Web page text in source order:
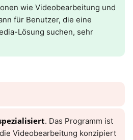
wie Videobearbeitung und
für Benutzer, die eine
Lösung suchen, sehr
. Das Programm ist
Videobearbeitung konzipiert